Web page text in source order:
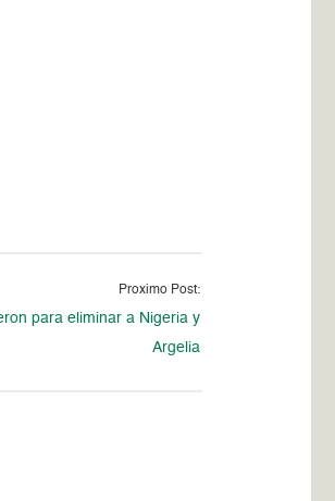
Proximo Post:
para eliminar a Nigeria y
Argelia